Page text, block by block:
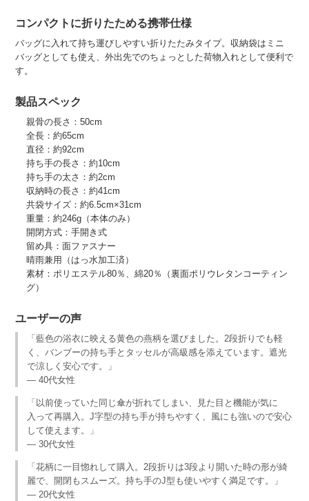
コンパクトに折りたためる携帯仕様
バッグに入れて持ち運びしやすい折りたたみタイプ。収納袋はミニ
バッグとしても使え、外出先でのちょっとした荷物入れとして便利で
す。
製品スペック
親骨の長さ：50cm
全長：約65cm
直径：約92cm
持ち手の長さ：約10cm
持ち手の太さ：約2cm
収納時の長さ：約41cm
共袋サイズ：約6.5cm×31cm
重量：約246g（本体のみ）
開閉方式：手開き式
留め具：面ファスナー
晴雨兼用（はっ水加工済）
素材：ポリエステル80％、綿20％（裏面ポリウレタンコーティン
グ）
ユーザーの声
「藍色の浴衣に映える黄色の燕柄を選びました。2段折りでも軽
く、バンブーの持ち手とタッセルが高級感を添えています。遮光
で涼しく安心です。」
— 40代女性
「以前使っていた同じ傘が折れてしまい、見た目と機能が気に
入って再購入。J字型の持ち手が持ちやすく、風にも強いので安心
して使えます。」
— 30代女性
「花柄に一目惚れして購入。2段折りは3段より開いた時の形が綺
麗で、開閉もスムーズ。持ち手のJ型も使いやすく満足です。」
— 20代女性